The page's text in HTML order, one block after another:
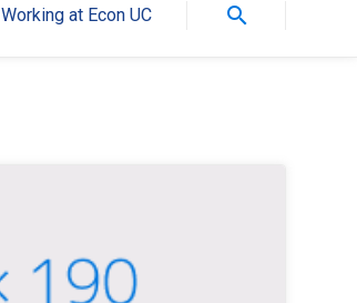
Working at Econ UC search